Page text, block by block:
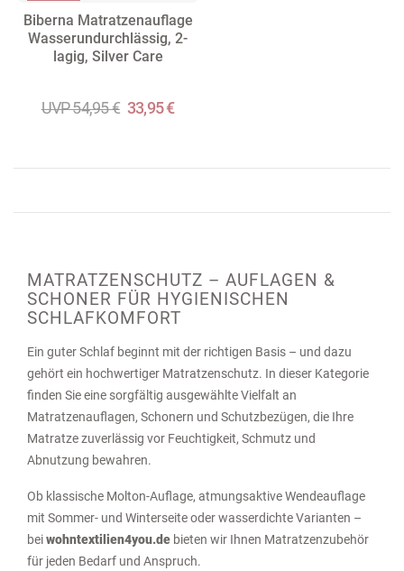
Biberna Matratzenauflage
Wasserundurchlässig, 2-
lagig, Silver Care
UVP 54,95 € 33,95 €
MATRATZENSCHUTZ – AUFLAGEN &
SCHONER FÜR HYGIENISCHEN
SCHLAFKOMFORT
Ein guter Schlaf beginnt mit der richtigen Basis – und dazu
gehört ein hochwertiger Matratzenschutz. In dieser Kategorie
finden Sie eine sorgfältig ausgewählte Vielfalt an
Matratzenauflagen, Schonern und Schutzbezügen, die Ihre
Matratze zuverlässig vor Feuchtigkeit, Schmutz und
Abnutzung bewahren.
Ob klassische Molton-Auflage, atmungsaktive Wendeauflage
mit Sommer- und Winterseite oder wasserdichte Varianten –
beiwohntextilien4you.de bieten wir Ihnen Matratzenzubehör
für jeden Bedarf und Anspruch.